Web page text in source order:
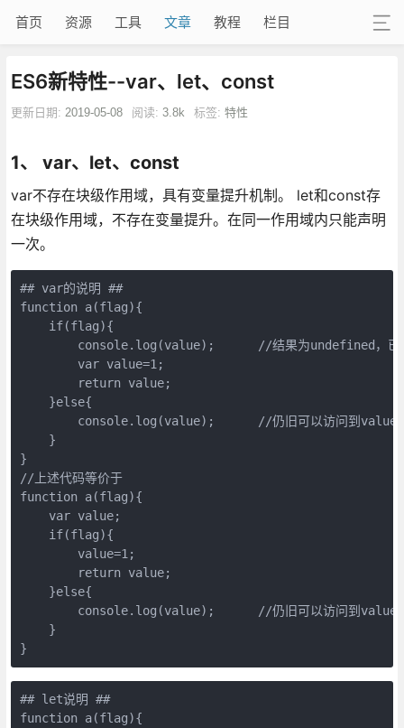
首页 资源 工具 文章 教程 栏目
ES6新特性--var、let、const
更新日期: 2019-05-08 阅读: 3.8k 标签: 特性
1、 var、let、const
var不存在块级作用域，具有变量提升机制。 let和const存
在块级作用域，不存在变量提升。在同一作用域内只能声明
一次。
## var的说明 ##
function a(flag){
    if(flag){
console.log(value);      //结果为undefined，已
        var value=1;
        return value;
    }else{
console.log(value);      //仍旧可以访问到
    }
}
//上述代码等价于
function a(flag){
    var value;
    if(flag){
        value=1;
        return value;
    }else{
console.log(value);      //仍旧可以访问到
    }
}
## let说明 ##
function a(flag){